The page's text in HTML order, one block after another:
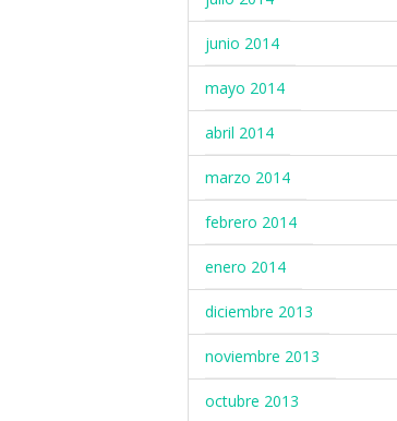
junio 2014
mayo 2014
abril 2014
marzo 2014
febrero 2014
enero 2014
diciembre 2013
noviembre 2013
octubre 2013